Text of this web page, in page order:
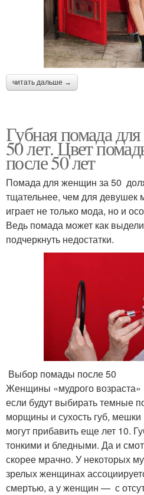
читать дальше →
Губная помада
50 лет. Цвет
после 50 лет
Помада для женщин за 50
тщательнее, чем для девушек
играет не только мода, но и
Ведь помада может как
подчеркнуть недостатки.
Выбор помады после 50
Женщины «мудрого возраста»
если будут выбирать темные
морщины и сухость губ, мешки
могут прибавить еще лет 10.
тонкими и бледными. Да и
скорее мрачно. У некоторых
зрелых женщинах
смертью, а у женщин — с